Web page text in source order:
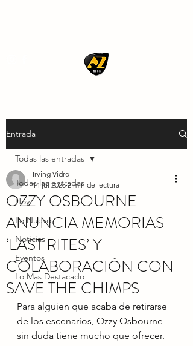
Entrada
Todas las entradas
Hoy
Lo Nuevo
Noticias
Eventos
Lo Mas Destacado
Todas las entradas
OZZY OSBOURNE
ANUNCIA MEMORIAS
‘LAST RITES’ Y
COLABORACIÓN CON
SAVE THE CHIMPS
Irving Vidro
14 jul 2025 2 min de lectura
Para alguien que acaba de retirarse
de los escenarios, Ozzy Osbourne
sin duda tiene mucho que ofrecer.